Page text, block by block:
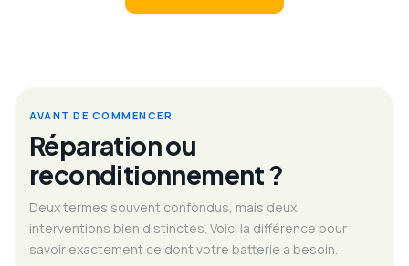
AVANT DE COMMENCER
Réparation ou
reconditionnement ?
Deux termes souvent confondus, mais deux
interventions bien distinctes. Voici la différence pour
savoir exactement ce dont votre batterie a besoin.